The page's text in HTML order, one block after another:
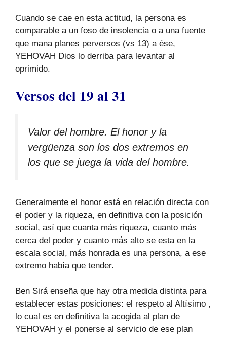
Cuando se cae en esta actitud, la persona es
comparable a un foso de insolencia o a una fuente
que mana planes perversos (vs 13) a ése,
YEHOVAH Dios lo derriba para levantar al
oprimido.
Versos del 19 al 31
Valor del hombre. El honor y la
vergüenza son los dos extremos en
los que se juega la vida del hombre.
Generalmente el honor está en relación directa con
el poder y la riqueza, en definitiva con la posición
social, así que cuanta más riqueza, cuanto más
cerca del poder y cuanto más alto se esta en la
escala social, más honrada es una persona, a ese
extremo había que tender.
Ben Sirá enseña que hay otra medida distinta para
establecer estas posiciones: el respeto al Altísimo ,
lo cual es en definitiva la acogida al plan de
YEHOVAH y el ponerse al servicio de ese plan